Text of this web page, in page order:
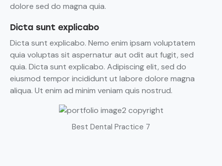
dolore sed do magna quia.
Dicta sunt explicabo
Dicta sunt explicabo. Nemo enim ipsam voluptatem
quia voluptas sit aspernatur aut odit aut fugit, sed
quia. Dicta sunt explicabo. Adipiscing elit, sed do
eiusmod tempor incididunt ut labore dolore magna
aliqua. Ut enim ad minim veniam quis nostrud.
Best Dental Practice 7